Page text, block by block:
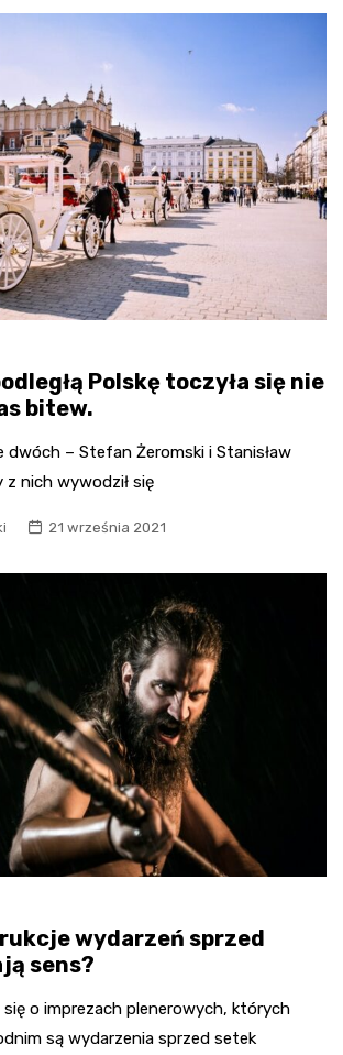
Polskę toczyła się nie
bitew.
dwóch – Stefan Żeromski i Stanisław
z nich wywodził się
21 września 2021
wydarzeń sprzed
sens?
się o imprezach plenerowych, których
są wydarzenia sprzed setek